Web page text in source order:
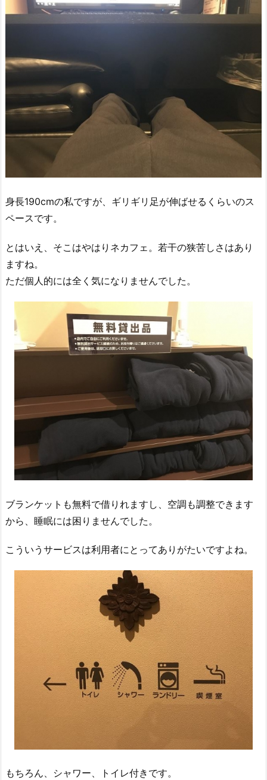
身長190cmの私ですが、ギリギリ足が伸ばせるくらいのス
ペースです。
とはいえ、そこはやはりネカフェ。若干の狭苦しさはあり
ますね。
ただ個人的には全く気になりませんでした。
ブランケットも無料で借りれますし、空調も調整できます
から、睡眠には困りませんでした。
こういうサービスは利用者にとってありがたいですよね。
もちろん、シャワー、トイレ付きです。